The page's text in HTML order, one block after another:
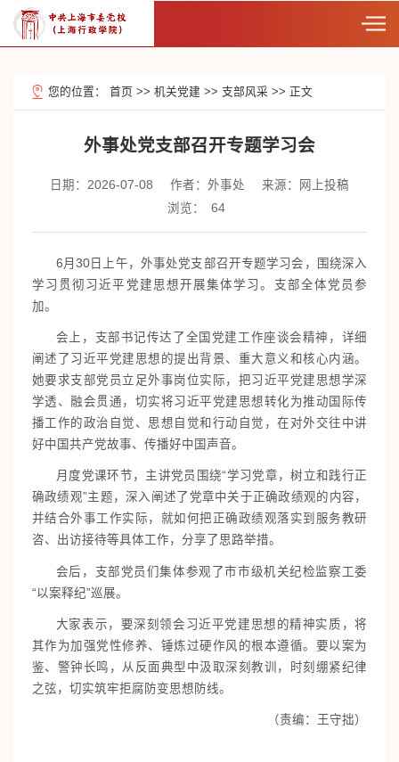
您的位置： 首页 >> 机关党建 >> 支部风采 >> 正文
外事处党支部召开专题学习会
日期：2026-07-08 作者：外事处
来源：网上投稿
浏览：
64
6月30日上午，外事处党支部召开专题学习会，围绕深入
学习贯彻习近平党建思想开展集体学习。支部全体党员参
加。
会上，支部书记传达了全国党建工作座谈会精神，详细
阐述了习近平党建思想的提出背景、重大意义和核心内涵。
她要求支部党员立足外事岗位实际，把习近平党建思想学深
学透、融会贯通，切实将习近平党建思想转化为推动国际传
播工作的政治自觉、思想自觉和行动自觉，在对外交往中讲
好中国共产党故事、传播好中国声音。
月度党课环节，主讲党员围绕“学习党章，树立和践行正
确政绩观”主题，深入阐述了党章中关于正确政绩观的内容，
并结合外事工作实际，就如何把正确政绩观落实到服务教研
咨、出访接待等具体工作，分享了思路举措。
会后，支部党员们集体参观了市市级机关纪检监察工委
“以案释纪”巡展。
大家表示，要深刻领会习近平党建思想的精神实质，将
其作为加强党性修养、锤炼过硬作风的根本遵循。要以案为
鉴、警钟长鸣，从反面典型中汲取深刻教训，时刻绷紧纪律
之弦，切实筑牢拒腐防变思想防线。
（责编：王守拙）